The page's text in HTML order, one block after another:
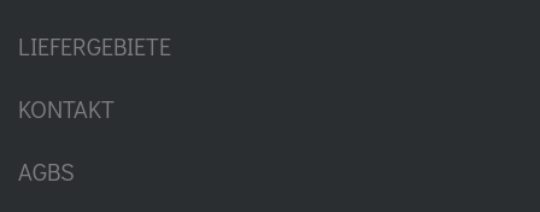
LIEFERGEBIETE
KONTAKT
AGBS